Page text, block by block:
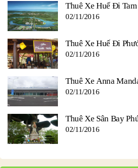
Thuê Xe Huế Đi
02/11/2016
Thuê Xe Huế Đi
02/11/2016
Thuê Xe Anna
02/11/2016
Thuê Xe Sân Bay
02/11/2016